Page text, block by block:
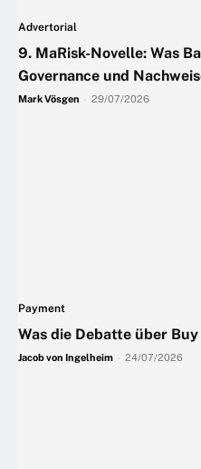
Advertorial
9. MaRisk-Novelle: Was
Governance und
Mark Vösgen 29/07/2026
Payment
Was die Debatte über
Jacob von Ingelheim 24/07/2026